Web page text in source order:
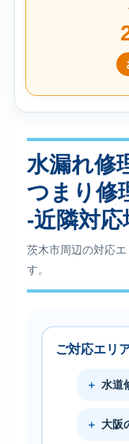
水漏れ修
つまり修
-近隣対応
茨木市周辺の対応
す。
ご対応エリ
水道
大阪